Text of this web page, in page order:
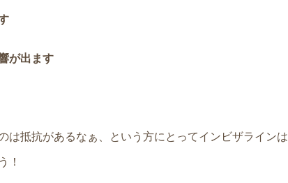
が出ます
は抵抗があるなぁ、という方にとってインビザラインは
！